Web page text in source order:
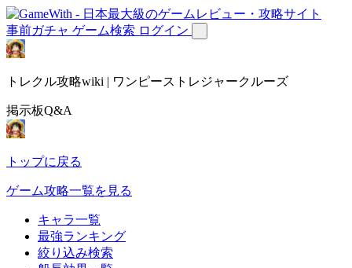
事前ガチャ ゲーム検索 ログイン
トレクル攻略wiki | ワンピーストレジャークルーズ
掲示板Q&A
トップに戻る
ゲーム攻略一覧を見る
キャラ一覧
最強ランキング
絞り込み検索